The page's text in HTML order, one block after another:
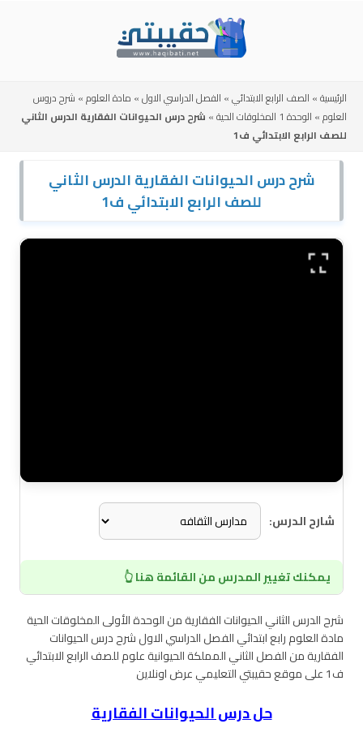
الرئيسية» الصف الرابع الابتدائي» الفصل الدراسي الاول» مادة العلوم» شرح دروس
العلوم» الوحدة 1 المخلوقات الحية » شرح درس الحيوانات الفقارية الدرس الثاني
للصف الرابع الابتدائي ف1
شرح درس الحيوانات الفقارية الدرس الثاني
للصف الرابع الابتدائي ف1
شارح الدرس:
يمكنك تغيير المدرس من القائمة هنا 👆
شرح الدرس الثاني الحيوانات الفقارية من الوحدة الأولى المخلوقات الحية
مادة العلوم رابع ابتدائي الفصل الدراسي الاول شرح درس الحيوانات
الفقارية من الفصل الثاني المملكة الحيوانية علوم للصف الرابع الابتدائي
ف1 على موقع حقيبتي التعليمي عرض اونلاين
حل درس الحيوانات الفقارية